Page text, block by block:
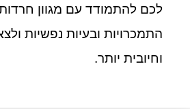
לכם להתמודד עם מגוון
התמכרויות ובעיות נפשיות
וחיובית יותר.